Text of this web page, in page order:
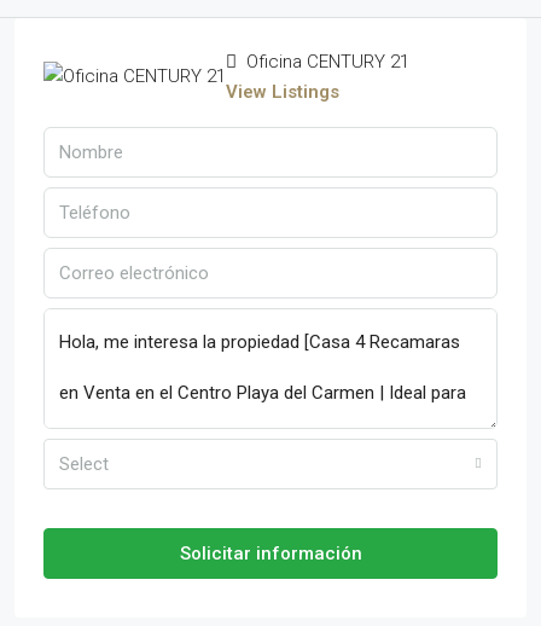
Oficina CENTURY 21
View Listings
Select
Solicitar información